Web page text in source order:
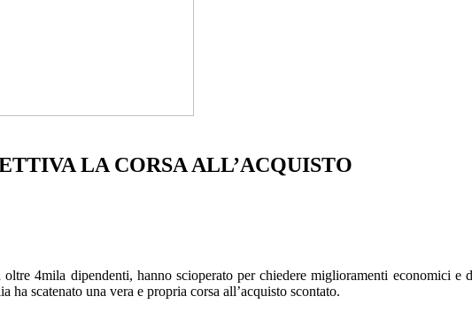
LA CORSA ALL’ACQUISTO
4mila dipendenti, hanno scioperato per chiedere miglioramenti economici
scatenato una vera e propria corsa all’acquisto scontato.